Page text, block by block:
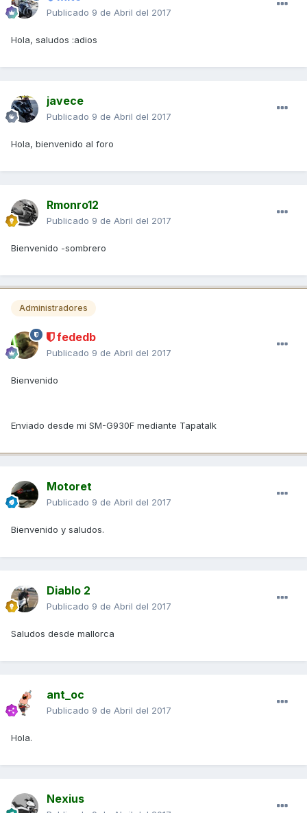
Publicado 9 de Abril del 2017
Hola, saludos :adios
javece
Publicado 9 de Abril del 2017
Hola, bienvenido al foro
Rmonro12
Publicado 9 de Abril del 2017
Bienvenido -sombrero
Administradores
fededb
Publicado 9 de Abril del 2017
Bienvenido
Enviado desde mi SM-G930F mediante Tapatalk
Motoret
Publicado 9 de Abril del 2017
Bienvenido y saludos.
Diablo 2
Publicado 9 de Abril del 2017
Saludos desde mallorca
ant_oc
Publicado 9 de Abril del 2017
Hola.
Nexius